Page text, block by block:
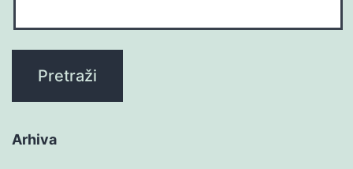
Arhiva